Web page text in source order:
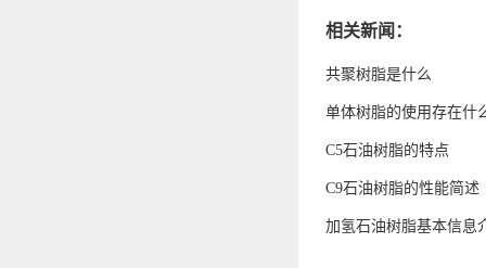
相关新闻：
共聚树脂是什么
单体树脂的使用存在什
C5石油树脂的特点
C9石油树脂的性能简述
加氢石油树脂基本信息